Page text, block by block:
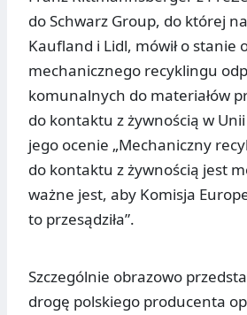
do Schwarz Group, do której
Kaufland i Lidl, mówił o stanie
mechanicznego recyklingu
komunalnych do materiałów
do kontaktu z żywnością w
jego ocenie „Mechaniczny
do kontaktu z żywnością jest
ważne jest, aby Komisja
to przesądziła”.
Szczególnie obrazowo
drogę polskiego producenta